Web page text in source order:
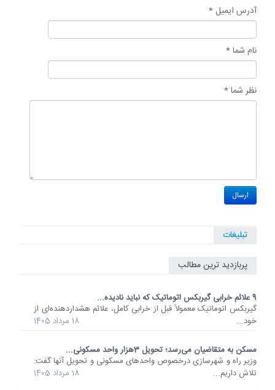
آدرس ایمیل *
نام شما *
نظر شما *
تبلیغات
پربازدید ترین مطالب
9 علائم خرابی گیربکس اتوماتیک که نباید نادیده...
گیربکس اتوماتیک معمولاً قبل از خرابی کامل، علائم هشداردهنده‌ای از
خود...
18 مرداد 1405
مسکن به متقاضیان می‌رسد؛ تحویل 3هزار واحد مسکونی...
وزیر راه و شهرسازی درخصوص واحدهای مسکونی و تحویل آنها گفت:
تلاش داریم...
18 مرداد 1405